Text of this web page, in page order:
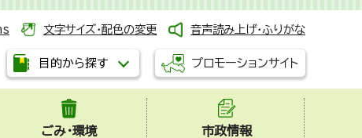
文字サイズ・配色の変更 音声読み上げ・ふりがな
目的から探す プロモーションサイト
ごみ・環境 市政情報